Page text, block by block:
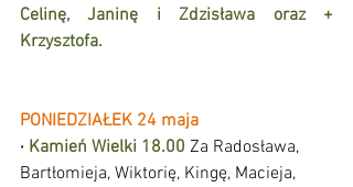
Celinę, Janinę i Zdzisława oraz +
Krzysztofa.
PONIEDZIAŁEK 24 maja
· Kamień Wielki 18.00 Za Radosława,
Bartłomieja, Wiktorię, Kingę, Macieja,